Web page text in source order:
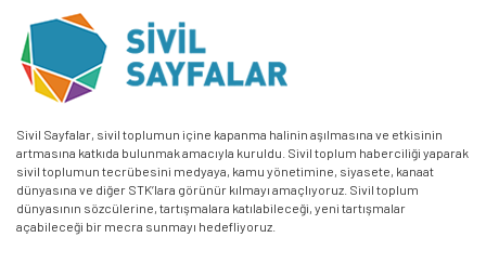
Sivil Sayfalar, sivil toplumun içine kapanma halinin aşılmasına ve etkisinin
artmasına katkıda bulunmak amacıyla kuruldu. Sivil toplum haberciliği yaparak
sivil toplumun tecrübesini medyaya, kamu yönetimine, siyasete, kanaat
dünyasına ve diğer STK’lara görünür kılmayı amaçlıyoruz. Sivil toplum
dünyasının sözcülerine, tartışmalara katılabileceği, yeni tartışmalar
açabileceği bir mecra sunmayı hedefliyoruz.